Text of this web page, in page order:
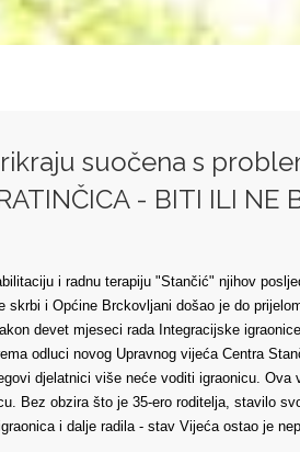
suočena s
- BITI ILI NE
i radnu terapiju "Stančić" njihov
i Općine Brckovljani došao je do
devet mjeseci rada Integracijske
odluci novog Upravnog vijeća Centra
djelatnici više neće voditi igraonicu. Ova
Bez obzira što je 35-ero roditelja, stavilo
i dalje radila - stav Vijeća ostao je